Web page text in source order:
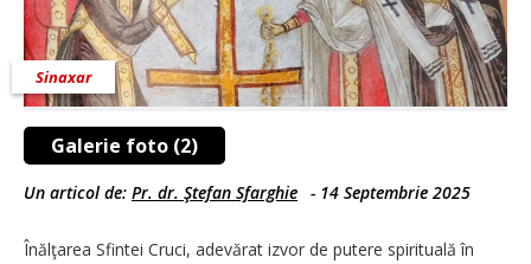
Galerie foto (2)
Sinaxar
Un articol de: Pr. dr. Ştefan Sfarghie - 14 Septembrie 2025
Înălţarea Sfintei Cruci, adevărat izvor de putere spirituală în